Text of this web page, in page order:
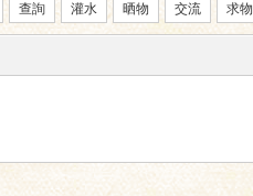
查詢 灌水 晒物 交流 求物